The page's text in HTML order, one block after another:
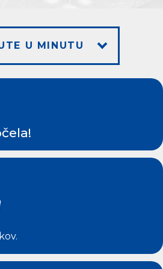
U MINUTU
.